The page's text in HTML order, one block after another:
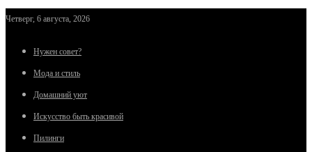
Четверг, 6 августа, 2026
Нужен совет?
Мода и стиль
Домашний уют
Искусство быть красивой
Пилинги